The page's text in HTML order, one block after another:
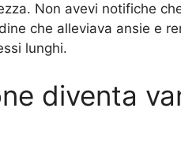
Non avevi notifiche
che alleviava ansie e
lunghi.
diventa